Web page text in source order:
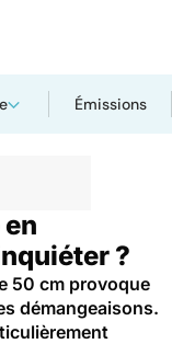
Émissions
?
50 cm provoque
démangeaisons.